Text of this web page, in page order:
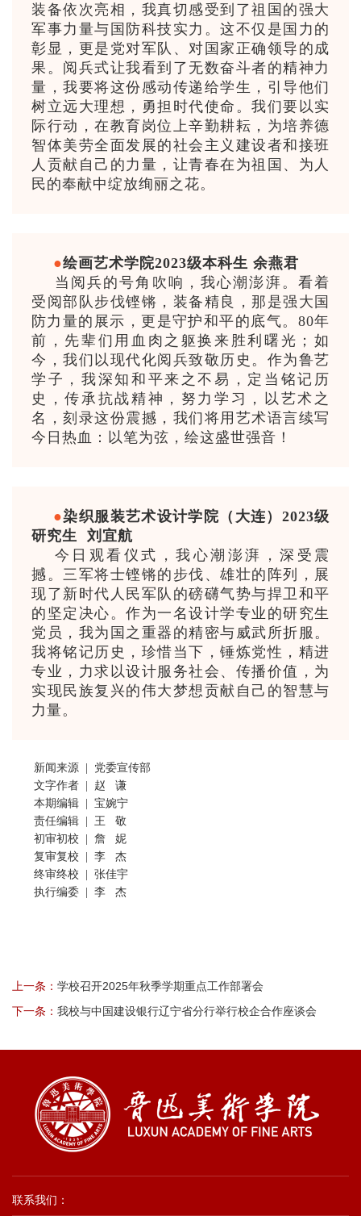
装备依次亮相，我真切感受到了祖国的强大
军事力量与国防科技实力。这不仅是国力的
彰显，更是党对军队、对国家正确领导的成
果。阅兵式让我看到了无数奋斗者的精神力
量，我要将这份感动传递给学生，引导他们
树立远大理想，勇担时代使命。我们要以实
际行动，在教育岗位上辛勤耕耘，为培养德
智体美劳全面发展的社会主义建设者和接班
人贡献自己的力量，让青春在为祖国、为人
民的奉献中绽放绚丽之花。
●绘画艺术学院2023级本科生 余燕君
当阅兵的号角吹响，我心潮澎湃。看着
受阅部队步伐铿锵，装备精良，那是强大国
防力量的展示，更是守护和平的底气。80年
前，先辈们用血肉之躯换来胜利曙光；如
今，我们以现代化阅兵致敬历史。作为鲁艺
学子，我深知和平来之不易，定当铭记历
史，传承抗战精神，努力学习，以艺术之
名，刻录这份震撼，我们将用艺术语言续写
今日热血：以笔为弦，绘这盛世强音！
●染织服装艺术设计学院（大连）2023级
研究生 刘宜航
今日观看仪式，我心潮澎湃，深受震
撼。三军将士铿锵的步伐、雄壮的阵列，展
现了新时代人民军队的磅礴气势与捍卫和平
的坚定决心。作为一名设计学专业的研究生
党员，我为国之重器的精密与威武所折服。
我将铭记历史，珍惜当下，锤炼党性，精进
专业，力求以设计服务社会、传播价值，为
实现民族复兴的伟大梦想贡献自己的智慧与
力量。
新闻来源 | 党委宣传部
文字作者
赵 谦
本期编辑 | 宝婉宁
责任编辑 | 王 敬
初审初校 | 詹 妮
复审复校 | 李 杰
终审终校 | 张佳宇
执行编委 | 李 杰
上一条： 学校召开2025年秋季学期重点工作部署会
下一条： 我校与中国建设银行辽宁省分行举行校企合作座谈会
联系我们：